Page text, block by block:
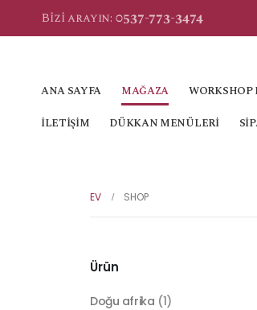
Bizi arayın: 0537-773-3474
ANA SAYFA MAĞAZA
İLETIŞIM
DÜKKAN MENÜLERI
EV SHOP
Ürün
Doğu afrika (1)